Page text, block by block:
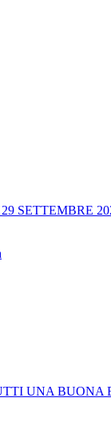
SETTEMBRE
UNA BUONA